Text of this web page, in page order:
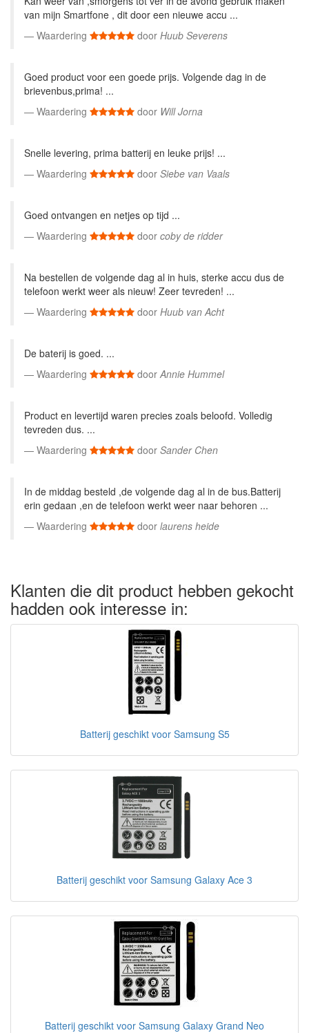
van mijn Smartfone , dit door een nieuwe accu ...
Waardering
door Huub Severens
Goed product voor een goede prijs. Volgende dag in de
brievenbus,prima! ...
Waardering
door Will Jorna
Snelle levering, prima batterij en leuke prijs! ...
Waardering
door Siebe van Vaals
Goed ontvangen en netjes op tijd ...
Waardering
door coby de ridder
Na bestellen de volgende dag al in huis, sterke accu dus de
telefoon werkt weer als nieuw! Zeer tevreden! ...
Waardering
door Huub van Acht
De baterij is goed. ...
Waardering
doorAnnie Hummel
Product en levertijd waren precies zoals beloofd. Volledig
tevreden dus. ...
Waardering
door Sander Chen
In de middag besteld ,de volgende dag al in de bus.Batterij
erin gedaan ,en de telefoon werkt weer naar behoren ...
Waardering
door laurens heide
Klanten die dit product hebben gekocht
hadden ook interesse in:
Batterij geschikt voor Samsung S5
Batterij geschikt voor Samsung Galaxy Ace 3
Batterij geschikt voor Samsung Galaxy Grand Neo